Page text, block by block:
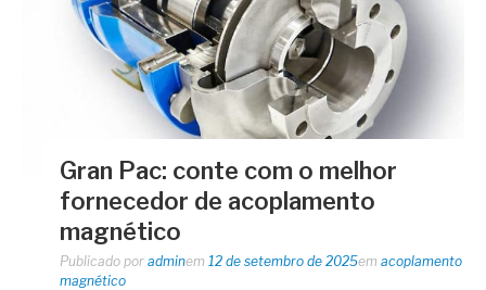
Gran Pac: conte com o melhor
fornecedor de acoplamento
magnético
Publicado por adminem 12 de setembro de 2025em acoplamento
magnético